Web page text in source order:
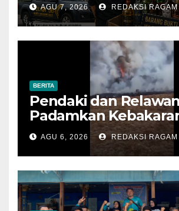
Operasi Penyakit
AGU 7, 2026 REDAKSI
BERITA
Pendaki dan Relawan
Padamkan
Alun-alun
Sebelum Meluas
AGU 6, 2026 REDAKSI RAGAM